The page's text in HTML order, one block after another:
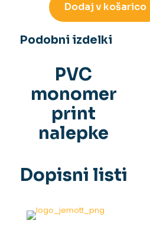
Dodaj v košarico
Podobni izdelki
PVC
monomer
print
nalepke
Dopisni listi